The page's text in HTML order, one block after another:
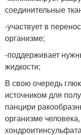
соединительные
-участвует в
организме;
-поддерживает
жидкости;
В свою очередь
источником для
панцири
организме